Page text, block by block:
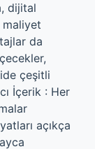
dijital
maliyet
da
çeşitli
İçerik : Her
açıkça